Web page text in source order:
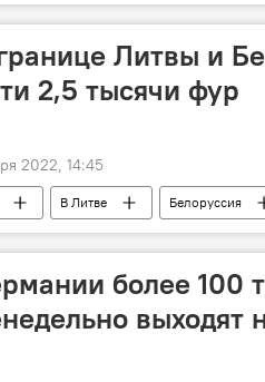
Литвы и
2,5 тысячи фур
2022, 14:45
В Литве Белоруссия
пограничный комитет
более 100
выходят